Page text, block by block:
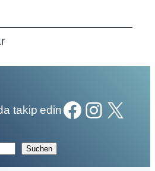
takip edinFacebook Instagram X
Suchen